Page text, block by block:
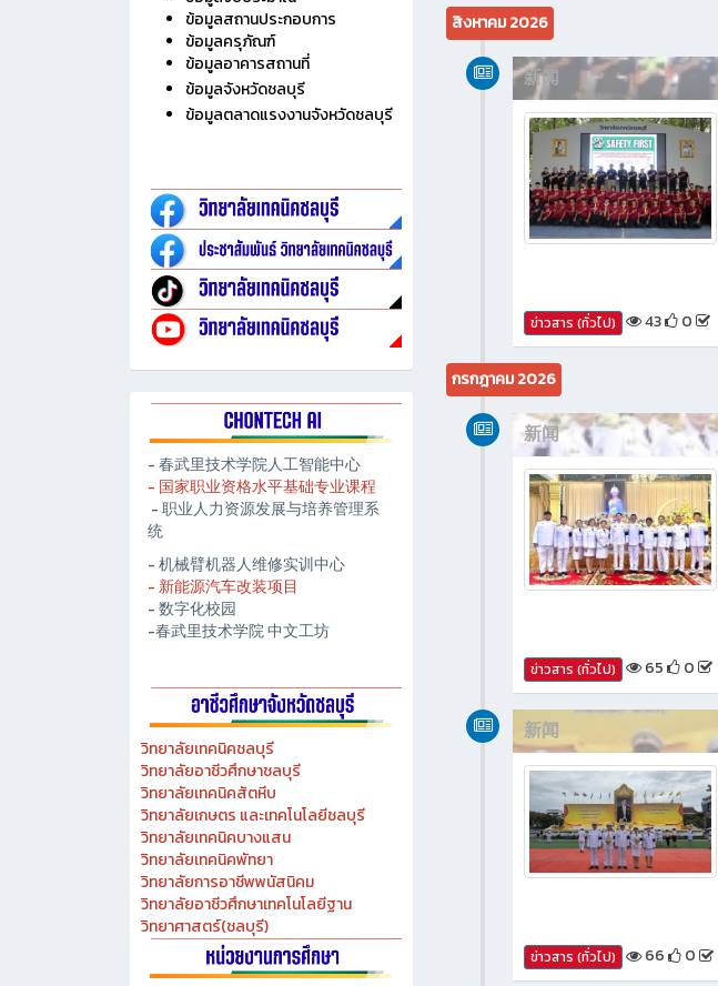
ข้อมูลสถานประกอบการ
ข้อมูลครุภัณฑ์
ข้อมูลอาคารสถานที่
ข้อมูลจังหวัดชลบุรี
ข้อมูลตลาดแรงงานจังหวัดชลบุรี
- 春武里技术学院人工智能中心
- 国家职业资格水平基础专业课程
- 职业人力资源发展与培养管理系
统
- 机械臂机器人维修实训中心
- 新能源汽车改装项目
- 数字化校园
-春武里技术学院 中文工坊
วิทยาลัยเทคนิคชลบุรี
วิทยาลัยอาชีวศึกษาชลบุรี
วิทยาลัยเทคนิคสัตหีบ
วิทยาลัยเกษตร และเทคโนโลยีชลบุรี
วิทยาลัยเทคนิคบางแสน
วิทยาลัยเทคนิคพัทยา
วิทยาลัยการอาชีพพนัสนิคม
วิทยาลัยอาชีวศึกษาเทคโนโลยีฐาน
วิทยาศาสตร์(ชลบุรี)
สิงหาคม 2026
新闻
ข่าวสาร (ทั่วไป) 43 0
กรกฎาคม 2026
新闻
ข่าวสาร (ทั่วไป) 65 0
新闻
ข่าวสาร (ทั่วไป) 66 0